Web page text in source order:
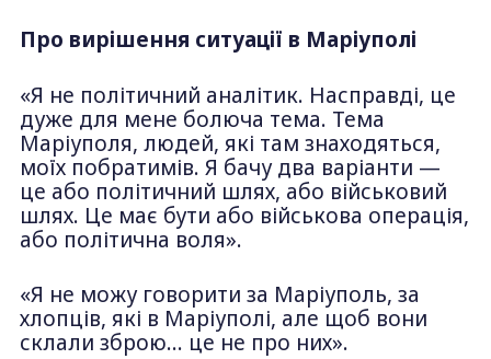
Про вирішення ситуації в Маріуполі
«Я не політичний аналітик. Насправді, це
дуже для мене болюча тема. Тема
Маріуполя, людей, які там знаходяться,
моїх побратимів. Я бачу два варіанти —
це або політичний шлях, або військовий
шлях. Це має бути або військова операція,
або політична воля».
«Я не можу говорити за Маріуполь, за
хлопців, які в Маріуполі, але щоб вони
склали зброю… це не про них».